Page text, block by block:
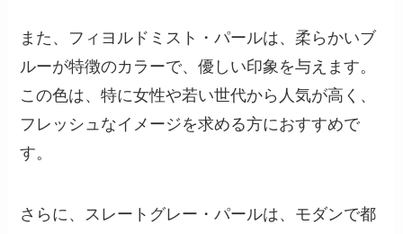
また、フィヨルドミスト・パールは、柔らかいブ
ルーが特徴のカラーで、優しい印象を与えます。
この色は、特に女性や若い世代から人気が高く、
フレッシュなイメージを求める方におすすめで
す。
さらに、スレートグレー・パールは、モダンで都